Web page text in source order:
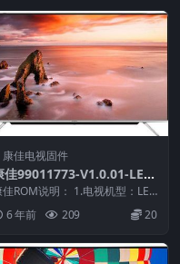
康佳电视固件
佳99011773-V1.0.01-LED
72001090-MBO
V1.0.01原厂系统刷机电
固件包下载
佳ROM说明： 1.电视机型：LED
42X8300FX 2.物料号：99011...
6 年前 209 20